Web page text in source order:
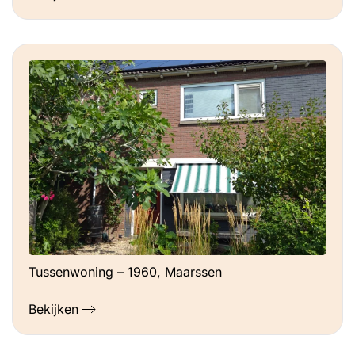
Wooncomfort is zeer duidelijk
toegenomen. In fase 2 bleek het verbruik
is hoger dan eerder berekend was
(vermoeden is dat door betere isolatie niet
verwarmde verdiepingen daling van
verbruik gas minder is dan eerst berekend
door adviseur). Was groot project dat
samen met wat kleinere klusjes enkele
weken duurde. Via onze adviseur konden
de werkzaamheden door ca. 7 bedrijven
goed afgestemd worden maar het is niet
niks. En dan hebben we geen laag
temperatuursysteem behoeven aan te
leggen t.b.v. een warmtepomp, want dan
had iedere ruimte open gebroken moeten
Tussenwoning – 1960, Maarssen
Bekijken